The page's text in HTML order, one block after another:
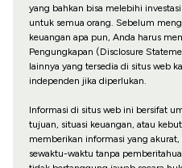
yang bahkan bisa melebihi
untuk semua orang. Sebelum
keuangan apa pun, Anda harus
Pengungkapan (Disclosure
lainnya yang tersedia di situs web
independen jika diperlukan.
Informasi di situs web ini bersifat
tujuan, situasi keuangan, atau
memberikan informasi yang
sewaktu-waktu tanpa